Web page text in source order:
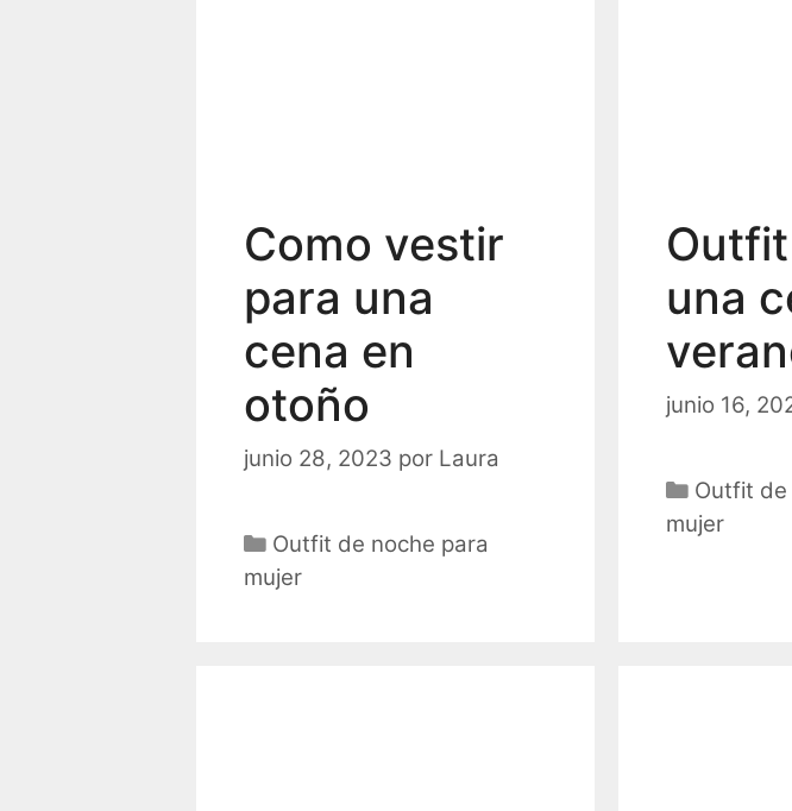
Como vestir
para una
cena en
otoño
junio 28, 2023 por Laura
Categorías
Outfit de noche para
mujer
una
junio 16,
Outfit de
mujer